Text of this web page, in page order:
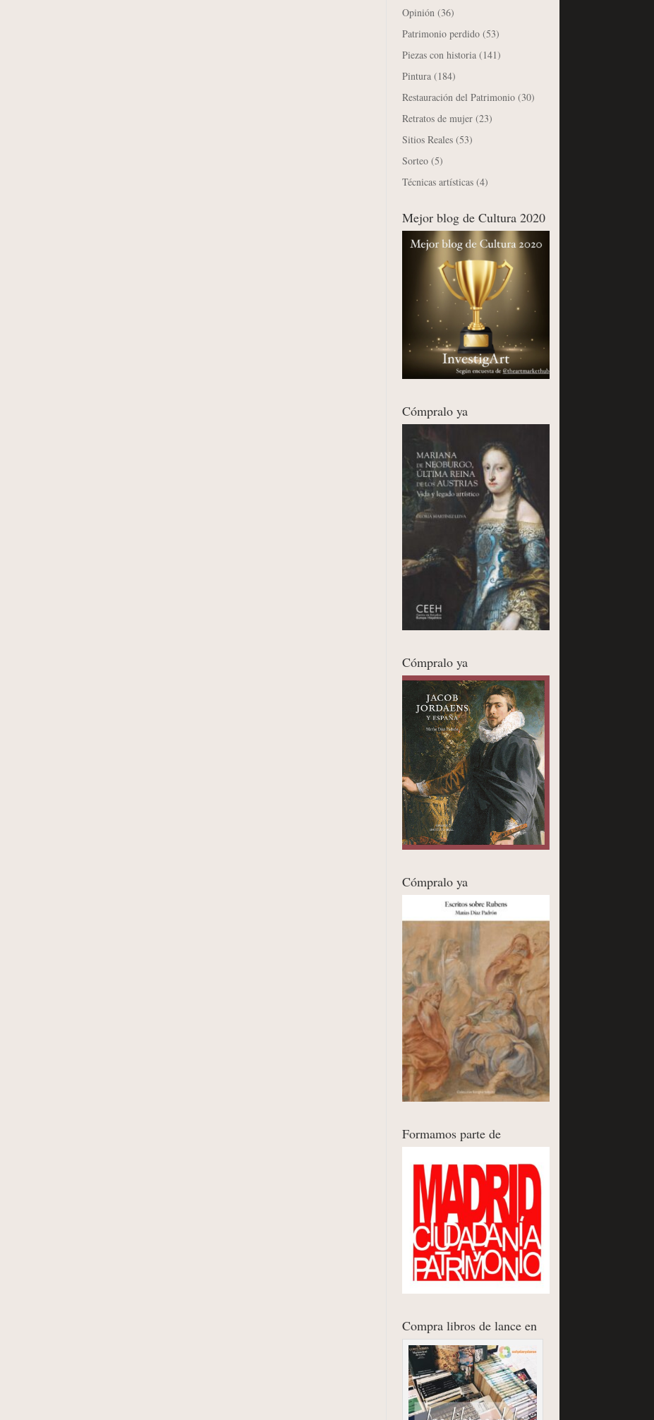
Opinión (36)
Patrimonio perdido (53)
Piezas con historia (141)
Pintura (184)
Restauración del Patrimonio (30)
Retratos de mujer (23)
Sitios Reales (53)
Sorteo (5)
Técnicas artísticas (4)
Mejor blog de Cultura 2020
Cómpralo ya
Cómpralo ya
Cómpralo ya
Formamos parte de
Compra libros de lance en